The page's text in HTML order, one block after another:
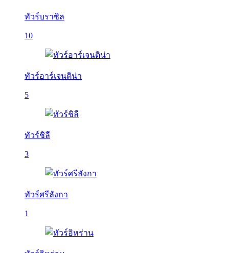
ทัวร์บราซิล
10
ทัวร์อาร์เจนติน่า
5
ทัวร์ชิลี
3
ทัวร์ศรีลังกา
1